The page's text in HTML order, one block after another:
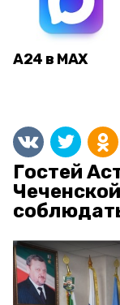
А24 в MAX
Гостей